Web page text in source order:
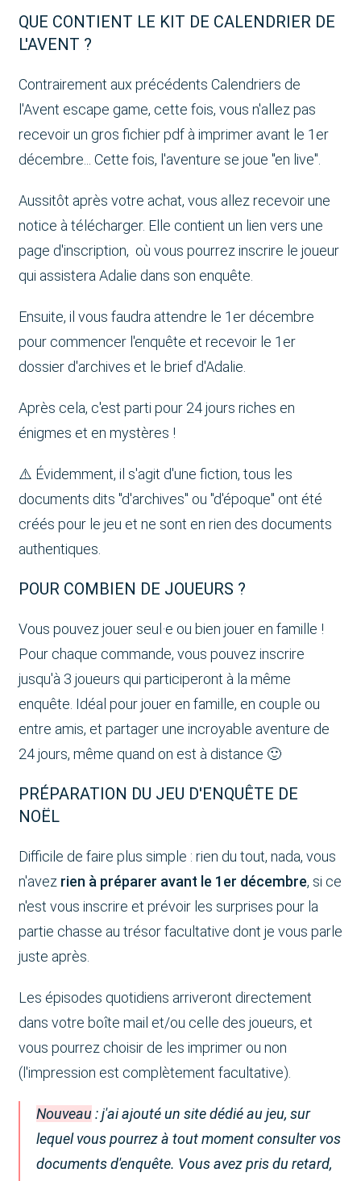
QUE CONTIENT LE KIT DE CALENDRIER DE
L'AVENT ?
Contrairement aux précédents Calendriers de
l'Avent escape game, cette fois, vous n'allez pas
recevoir un gros fichier pdf à imprimer avant le 1er
décembre... Cette fois, l'aventure se joue "en live".
Aussitôt après votre achat, vous allez recevoir une
notice à télécharger. Elle contient un lien vers une
page d'inscription, où vous pourrez inscrire le joueur
qui assistera Adalie dans son enquête.
Ensuite, il vous faudra attendre le 1er décembre
pour commencer l'enquête et recevoir le 1er
dossier d'archives et le brief d'Adalie.
Après cela, c'est parti pour 24 jours riches en
énigmes et en mystères !
⚠️ Évidemment, il s'agit d'une fiction, tous les
documents dits "d'archives" ou "d'époque" ont été
créés pour le jeu et ne sont en rien des documents
authentiques.
POUR COMBIEN DE JOUEURS ?
Vous pouvez jouer seul·e ou bien jouer en famille !
Pour chaque commande, vous pouvez inscrire
jusqu'à 3 joueurs qui participeront à la même
enquête. Idéal pour jouer en famille, en couple ou
entre amis, et partager une incroyable aventure de
24 jours, même quand on est à distance 🙂
PRÉPARATION DU JEU D'ENQUÊTE DE
NOËL
Difficile de faire plus simple : rien du tout, nada, vous
n'avez rien à préparer avant le 1er décembre, si ce
n'est vous inscrire et prévoir les surprises pour la
partie chasse au trésor facultative dont je vous parle
juste après.
Les épisodes quotidiens arriveront directement
dans votre boîte mail et/ou celle des joueurs, et
vous pourrez choisir de les imprimer ou non
(l'impression est complètement facultative).
Nouveau : j'ai ajouté un site dédié au jeu, sur
lequel vous pourrez à tout moment consulter vos
documents d'enquête. Vous avez pris du retard,